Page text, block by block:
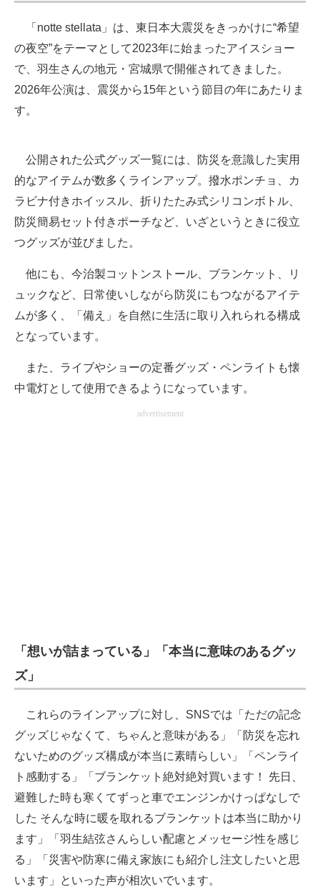
「notte stellata」は、東日本大震災をきっかけに“希望
の夜空”をテーマとして2023年に始まったアイスショー
で、羽生さんの地元・宮城県で開催されてきました。
2026年公演は、震災から15年という節目の年にあたりま
す。
公開された公式グッズ一覧には、防災を意識した実用
的なアイテムが数多くラインアップ。撥水ポンチョ、カ
ラビナ付きホイッスル、折りたたみ式シリコンボトル、
防災簡易セット付きポーチなど、いざというときに役立
つグッズが並びました。
他にも、今治製コットンストール、ブランケット、リ
ュックなど、日常使いしながら防災にもつながるアイテ
ムが多く、「備え」を自然に生活に取り入れられる構成
となっています。
また、ライブやショーの定番グッズ・ペンライトも懐
中電灯として使用できるようになっています。
advertisement
「想いが詰まっている」「本当に意味のあるグッ
ズ」
これらのラインアップに対し、SNSでは「ただの記念
グッズじゃなくて、ちゃんと意味がある」「防災を忘れ
ないためのグッズ構成が本当に素晴らしい」「ペンライ
ト感動する」「ブランケット絶対絶対買います！ 先日、
避難した時も寒くてずっと車でエンジンかけっぱなしで
した そんな時に暖を取れるブランケットは本当に助かり
ます」「羽生結弦さんらしい配慮とメッセージ性を感じ
る」「災害や防寒に備え家族にも紹介し注文したいと思
います」といった声が相次いでいます。